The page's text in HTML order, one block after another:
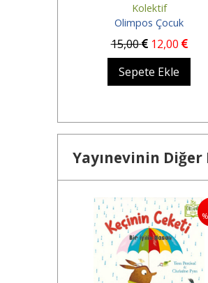
Kolektif
Olimpos Çocuk
15,00 12,00
Sepete Ekle
Yayınevinin
%